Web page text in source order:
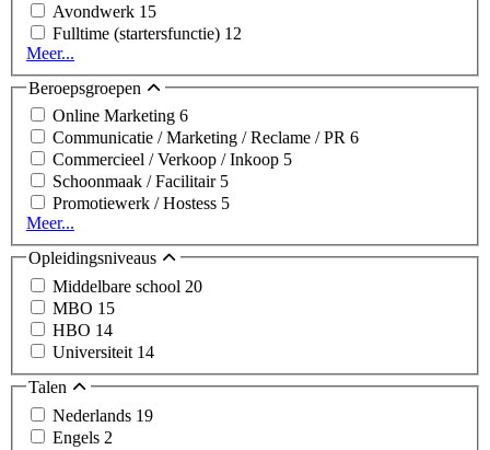
Avondwerk 15
Fulltime (startersfunctie) 12
Meer...
Beroepsgroepen
Online Marketing 6
Communicatie / Marketing / Reclame / PR 6
Commercieel / Verkoop / Inkoop 5
Schoonmaak / Facilitair 5
Promotiewerk / Hostess 5
Meer...
Opleidingsniveaus
Middelbare school 20
MBO 15
HBO 14
Universiteit 14
Talen
Nederlands 19
Engels 2